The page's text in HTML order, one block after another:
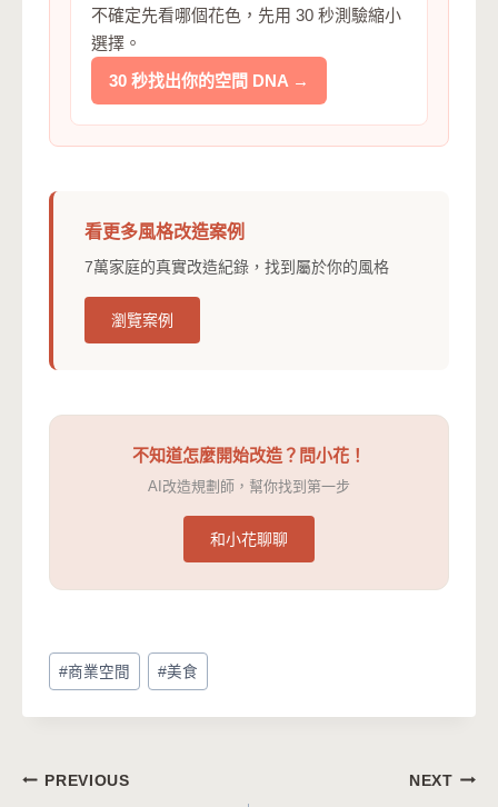
不確定先看哪個花色，先用 30 秒測驗縮小
選擇。
30 秒找出你的空間 DNA →
看更多風格改造案例
7萬家庭的真實改造紀錄，找到屬於你的風格
瀏覽案例
不知道怎麼開始改造？問小花！
AI改造規劃師，幫你找到第一步
和小花聊聊
Post
Tags:
#商業空間 #美食
文PREVIOUS NEXT